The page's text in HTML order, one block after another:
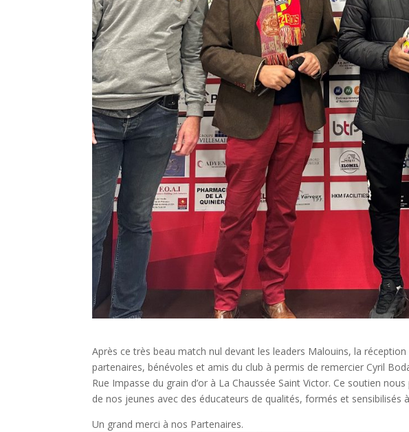
Après ce très beau match nul devant les leaders Malouins, la
partenaires, bénévoles et amis du club à permis de remercier Cyril
Rue Impasse du grain d’or à La Chaussée Saint Victor. Ce soutien
de nos jeunes avec des éducateurs de qualités, formés et sensibilisés
Un grand merci à nos Partenaires.